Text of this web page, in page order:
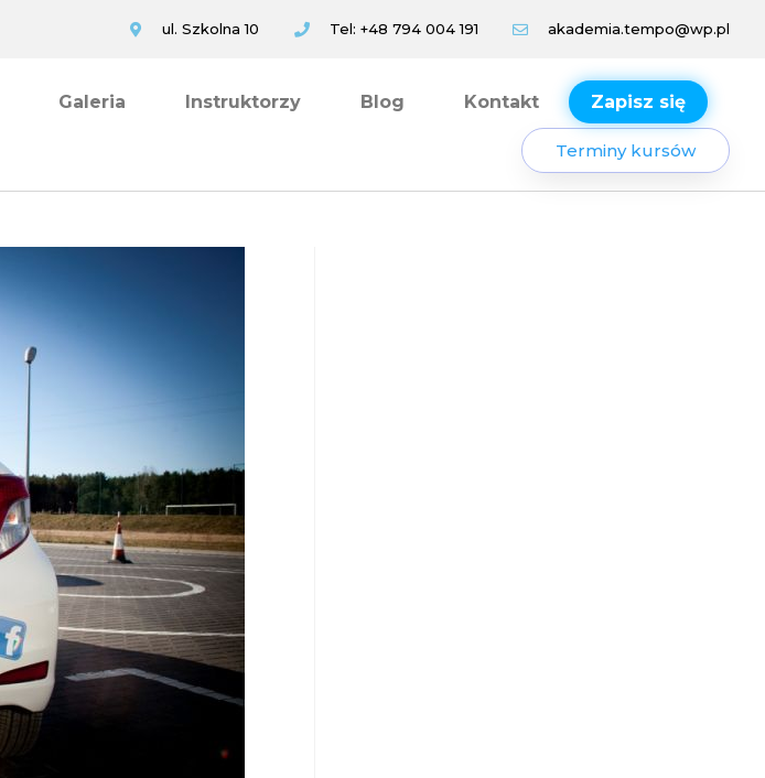
ul. Szkolna 10 Tel: +48 794 004 191 akademia.tempo@wp.pl
Galeria Instruktorzy Blog Kontakt Zapisz się
Terminy kursów